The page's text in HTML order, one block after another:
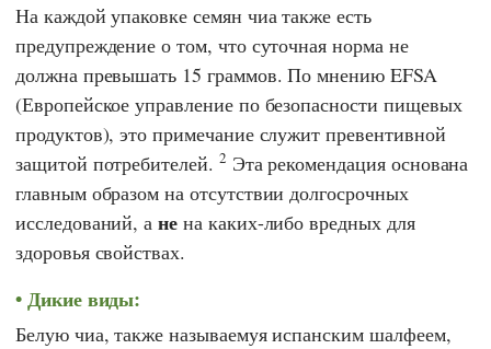
На каждой упаковке семян чиа также есть
предупреждение о том, что суточная норма не
должна превышать 15 граммов. По мнению EFSA
(Европейское управление по безопасности пищевых
продуктов), это примечание служит превентивной
защитой потребителей. 2 Эта рекомендация основана
главным образом на отсутствии долгосрочных
исследований, ане на каких-либо вредных для
здоровья свойствах.
Дикие виды:
Белую чиа, также называемуя испанским шалфеем,